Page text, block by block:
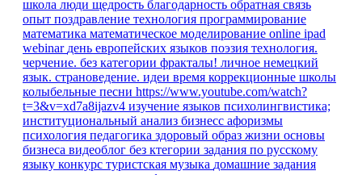
школа люди щедрость благодарность обратная связь
опыт поздравление технология программирование
математика математическое моделирование online ipad
webinar день европейских языков поэзия технология.
черчение. без категории фракталы! личное немецкий
язык. страноведение. идеи время коррекционные школы
колыбельные песни https://www.youtube.com/watch?
t=3&v=xd7a8ijazv4 изучение языков психолингвистика;
институциональный анализ бизнесс афоризмы
психология педагогика здоровый образ жизни основы
бизнеса видеоблог без ктегории задания по русскому
языку конкурс туристская музыка домашние задания